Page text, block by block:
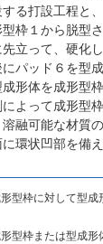
る打設工程と
枠１から脱型
立って、硬化
パッド６を型
形体を成形型
よって成形型
融可能な材質
に環状凹部を備
型枠に対して型
型枠または型成